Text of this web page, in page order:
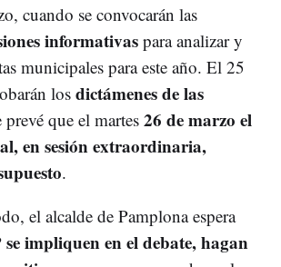
cuando se convocarán las
informativas para analizar y
municipales para este año. El 25
losdictámenes de las
prevé que el martes26 de marzo el
en sesión extraordinaria,
.
el alcalde de Pamplona espera
se impliquen en el debate, hagan